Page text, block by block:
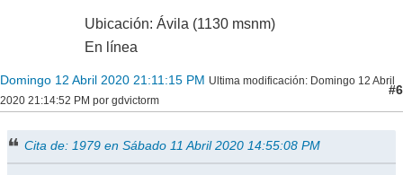
Ubicación: Ávila (1130 msnm)
En línea
Domingo 12 Abril 2020 21:11:15 PM Ultima modificación: Domingo 12 Abril
2020 21:14:52 PM por gdvictorm
#6
Cita de: 1979 en Sábado 11 Abril 2020 14:55:08 PM